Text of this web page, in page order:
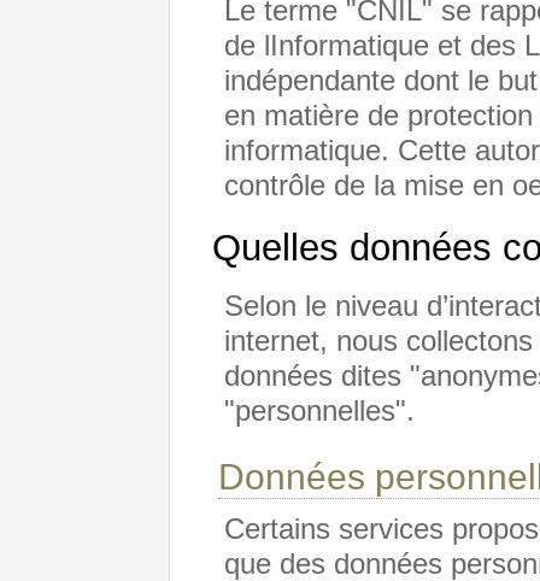
Le terme "CNIL" se
de lInformatique et des
indépendante dont le
en matière de
informatique. Cette
contrôle de la mise en
Quelles données
Selon le niveau
internet, nous
données dites
"personnelles".
Données
Certains services
que des données